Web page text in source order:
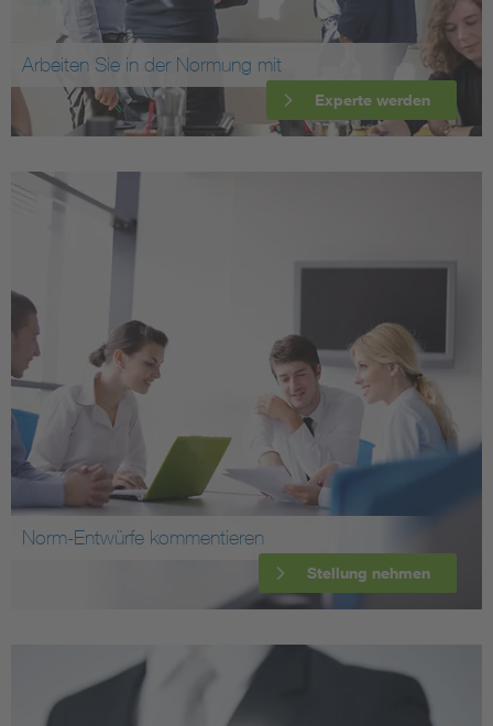
Arbeiten Sie in der Normung mit
Experte werden
Norm-Entwürfe kommentieren
Stellung nehmen